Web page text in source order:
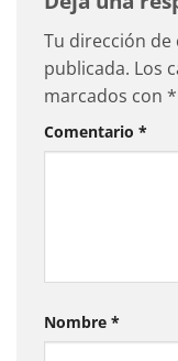
Tu dirección
publicada. Los
marcados con *
Comentario *
Nombre *